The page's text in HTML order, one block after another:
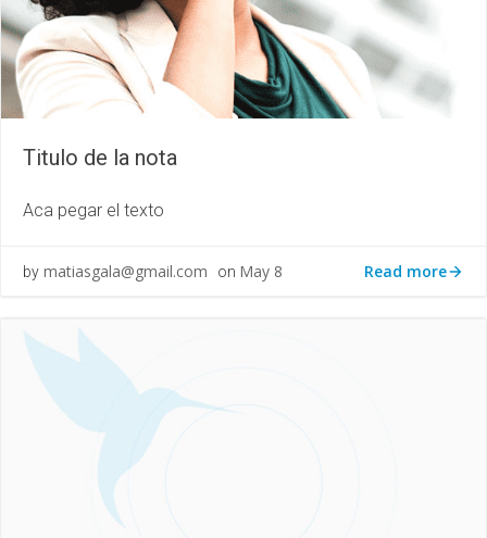
Titulo de la nota
Aca pegar el texto
by matiasgala@gmail.com on May 8 Read more